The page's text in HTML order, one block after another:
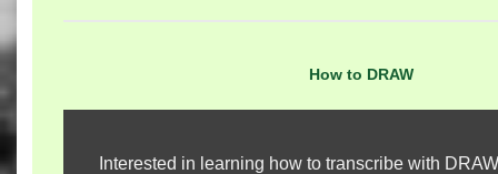
How to DRAW
Interested in learning how to transcribe with